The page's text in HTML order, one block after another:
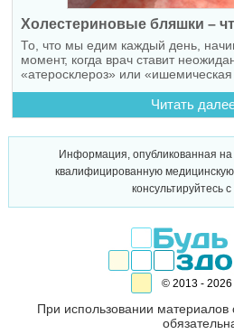
Холестериновые бляшки –
То, что мы едим каждый день,
момент, когда врач ставит
«атеросклероз» или «ишемическая
Читать
Информация, опубликованная
квалифицированную
консультируйтесь
© 2013 -
При использовании материалов